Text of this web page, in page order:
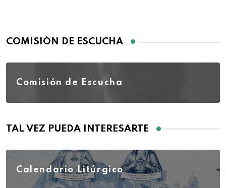
COMISIÓN DE ESCUCHA
Comisión de Escucha
TAL VEZ PUEDA INTERESARTE
Calendario Litúrgico